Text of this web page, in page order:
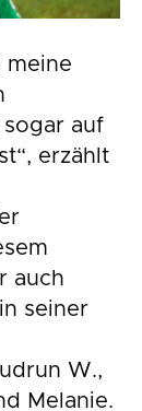
meine
auf
erzählt
auch
seiner
W.,
Melanie.